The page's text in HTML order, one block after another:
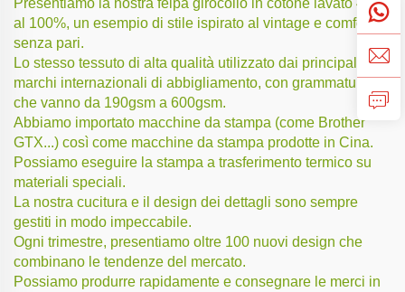
al 100%, un esempio di stile ispirato al vintage e comfort
senza pari.
Lo stesso tessuto di alta qualità utilizzato dai principali
marchi internazionali di abbigliamento, con grammature
che vanno da 190gsm a 600gsm.
Abbiamo importato macchine da stampa (come Brother
GTX...) così come macchine da stampa prodotte in Cina.
Possiamo eseguire la stampa a trasferimento termico su
materiali speciali.
La nostra cucitura e il design dei dettagli sono sempre
gestiti in modo impeccabile.
Ogni trimestre, presentiamo oltre 100 nuovi design che
combinano le tendenze del mercato.
Possiamo produrre rapidamente e consegnare le merci in